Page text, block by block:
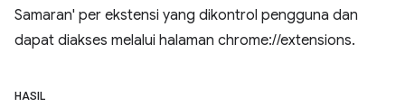
Samaran' per ekstensi yang dikontrol pengguna dan
dapat diakses melalui halaman chrome://extensions.
HASIL